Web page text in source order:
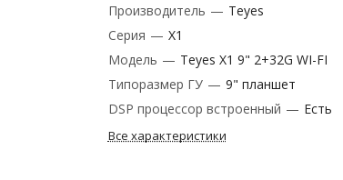
Производитель — Teyes
Серия — X1
Модель — Teyes X1 9" 2+32G WI-FI
Типоразмер ГУ — 9" планшет
DSP процессор встроенный — Есть
Все характеристики